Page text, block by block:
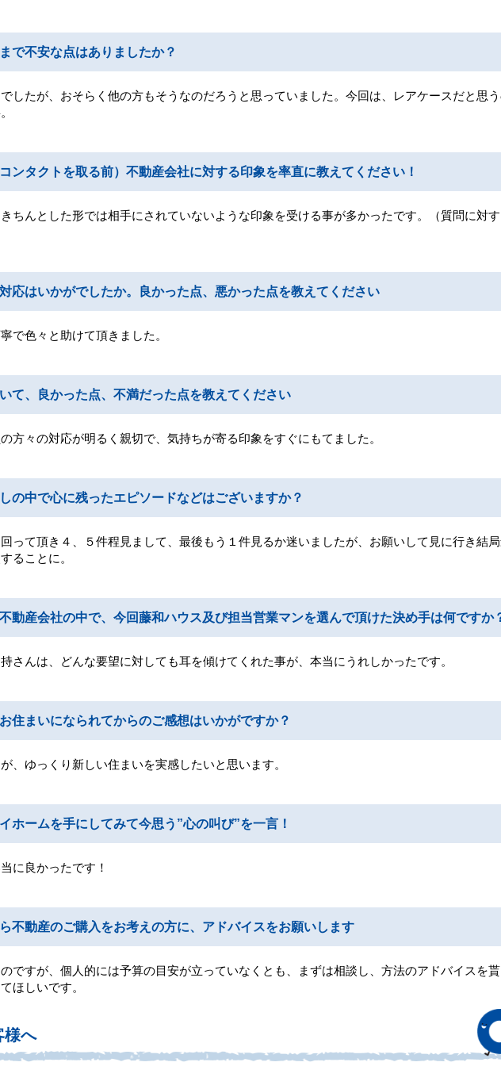
で不安な点はありましたか？
したが、おそらく他の方もそうなのだろうと思っていました。今回は、レアケースだと思う
ンタクトを取る前）不動産会社に対する印象を率直に教えてください！
ちんとした形では相手にされていないような印象を受ける事が多かったです。（質問に対
応はいかがでしたか。良かった点、悪かった点を教えてください
で色々と助けて頂きました。
て、良かった点、不満だった点を教えてください
方々の対応が明るく親切で、気持ちが寄る印象をすぐにもてました。
の中で心に残ったエピソードなどはございますか？
って頂き４、５件程見まして、最後もう１件見るか迷いましたが、お願いして見に行き結
ることに。
動産会社の中で、今回藤和ハウス及び担当営業マンを選んで頂けた決め手は何ですか
さんは、どんな要望に対しても耳を傾けてくれた事が、本当にうれしかったです。
住まいになられてからのご感想はいかがですか？
、ゆっくり新しい住まいを実感したいと思います。
ホームを手にしてみて今思う”心の叫び”を一言！
に良かったです！
不動産のご購入をお考えの方に、アドバイスをお願いします
ですが、個人的には予算の目安が立っていなくとも、まずは相談し、方法のアドバイスを
ほしいです。
様へ